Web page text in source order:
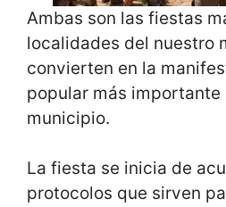
Ambas son las fiestas
localidades del nuestro
convierten en la
popular más
municipio.
La fiesta se inicia de
protocolos que sirven